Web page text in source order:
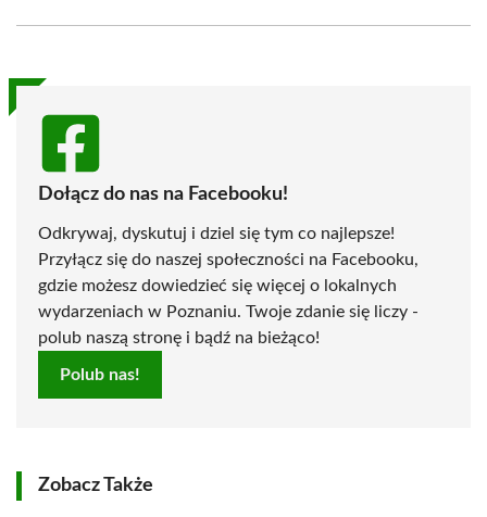
(Twitter)
Dołącz do nas na Facebooku!
Odkrywaj, dyskutuj i dziel się tym co najlepsze!
Przyłącz się do naszej społeczności na Facebooku,
gdzie możesz dowiedzieć się więcej o lokalnych
wydarzeniach w Poznaniu. Twoje zdanie się liczy -
polub naszą stronę i bądź na bieżąco!
Polub nas!
Zobacz Także